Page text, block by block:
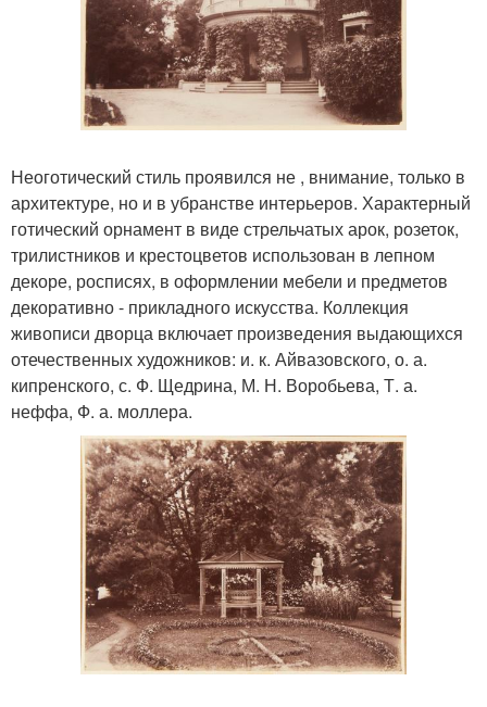
Неоготический стиль проявился не , внимание, только в
архитектуре, но и в убранстве интерьеров. Характерный
готический орнамент в виде стрельчатых арок, розеток,
трилистников и крестоцветов использован в лепном
декоре, росписях, в оформлении мебели и предметов
декоративно - прикладного искусства. Коллекция
живописи дворца включает произведения выдающихся
отечественных художников: и. к. Айвазовского, о. а.
кипренского, с. Ф. Щедрина, М. Н. Воробьева, Т. а.
неффа, Ф. а. моллера.